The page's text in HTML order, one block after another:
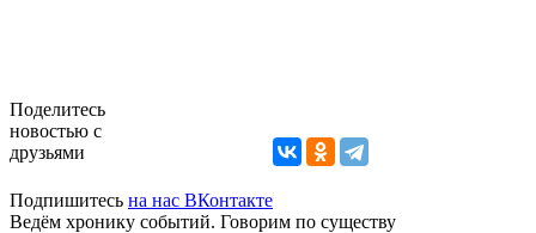
Поделитесь
новостью с
друзьями
Подпишитесь на нас ВКонтакте
Ведём хронику событий. Говорим по существу